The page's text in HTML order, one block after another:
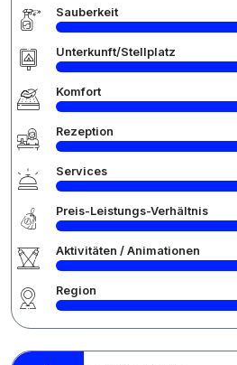
Sauberkeit
Unterkunft/Stellplatz
Komfort
Rezeption
Services
Preis-Leistungs-Verhältnis
Aktivitäten / Animationen
Region